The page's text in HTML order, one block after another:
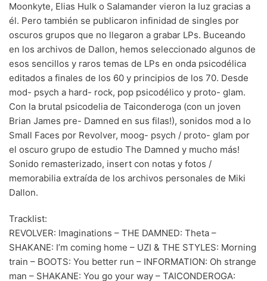
60s(895)
70s (1174)
80s (155)
90s (80)
00s (433)
Formato
Kommun 2(0)
12" (2508)
7"
10"(21)
Moonkyte, Elias Hulk o Salamander vieron la luz gracias a
él. Pero también se publicaron infinidad de singles por
oscuros grupos que no llegaron a grabar LPs. Buceando
en los archivos de Dallon, hemos seleccionado algunos de
esos sencillos y raros temas de LPs en onda psicodélica
editados a finales de los 60 y principios de los 70. Desde
mod- psych a hard- rock, pop psicodélico y proto- glam.
Con la brutal psicodelia de Taiconderoga (con un joven
Brian James pre- Damned en sus filas!), sonidos mod a lo
Small Faces por Revolver, moog- psych / proto- glam por
el oscuro grupo de estudio The Damned y mucho más!
Sonido remasterizado, insert con notas y fotos /
memorabilia extraída de los archivos personales de Miki
Dallon.
Tracklist:
REVOLVER: Imaginations – THE DAMNED: Theta –
SHAKANE: I’m coming home – UZI & THE STYLES: Morning
train – BOOTS: You better run – INFORMATION: Oh strange
man – SHAKANE: You go your way – TAICONDEROGA: